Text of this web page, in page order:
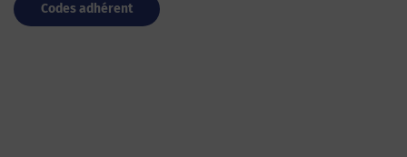
Codes adhérent